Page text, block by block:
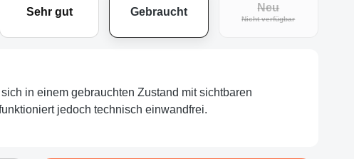
Sehr gut Gebraucht Neu
Nicht verfügbar(Diese Option ist
in einem gebrauchten Zustand mit sichtbaren
jedoch technisch einwandfrei.